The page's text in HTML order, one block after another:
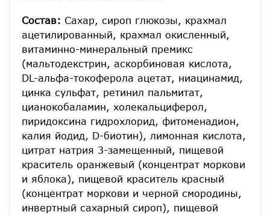
Состав: Сахар, сироп глюкозы, крахмал
ацетилированный, крахмал окисленный,
витаминно-минеральный премикс
(мальтодекстрин, аскорбиновая кислота,
DL-альфа-токоферола ацетат, ниацинамид,
цинка сульфат, ретинил пальмитат,
цианокобаламин, холекальциферол,
пиридоксина гидрохлорид, фитоменадион,
калия йодид, D-биотин), лимонная кислота,
цитрат натрия 3-замещенный, пищевой
краситель оранжевый (концентрат моркови
и яблока), пищевой краситель красный
(концентрат моркови и черной смородины,
инвертный сахарный сироп), пищевой